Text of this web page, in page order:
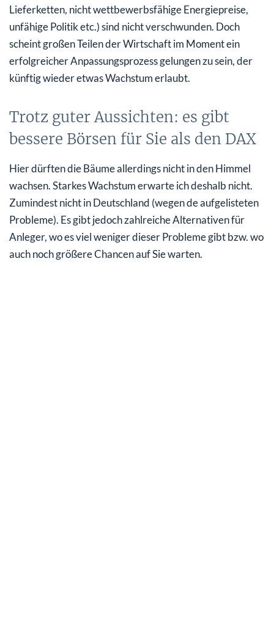
Lieferketten, nicht wettbewerbsfähige Energiepreise,
unfähige Politik etc.) sind nicht verschwunden. Doch
scheint großen Teilen der Wirtschaft im Moment ein
erfolgreicher Anpassungsprozess gelungen zu sein, der
künftig wieder etwas Wachstum erlaubt.
Trotz guter Aussichten: es gibt
bessere Börsen für Sie als den DAX
Hier dürften die Bäume allerdings nicht in den Himmel
wachsen. Starkes Wachstum erwarte ich deshalb nicht.
Zumindest nicht in Deutschland (wegen de aufgelisteten
Probleme). Es gibt jedoch zahlreiche Alternativen für
Anleger, wo es viel weniger dieser Probleme gibt bzw. wo
auch noch größere Chancen auf Sie warten.